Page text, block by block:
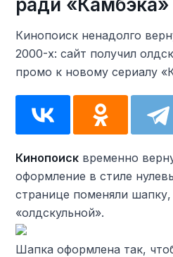
ради «Камбэка»
Кинопоиск ненадолго
2000-х: сайт получил
промо к новому сериалу
Кинопоиск временно
оформление в стиле
странице поменяли шапку,
«олдскульной».
Шапка оформлена так,